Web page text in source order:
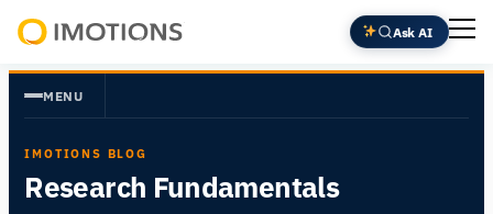
Aller
au
contenu
Insight
Ask AI
MENU
IMOTIONS BLOG
Research Fundamentals